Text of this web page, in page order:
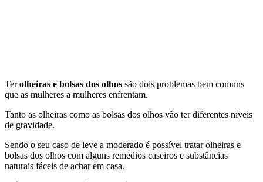
Terolheiras e bolsas dos olhos são dois problemas bem comuns
que as mulheres a mulheres enfrentam.
Tanto as olheiras como as bolsas dos olhos vão ter diferentes níveis
de gravidade.
Sendo o seu caso de leve a moderado é possível tratar olheiras e
bolsas dos olhos com alguns remédios caseiros e substâncias
naturais fáceis de achar em casa.